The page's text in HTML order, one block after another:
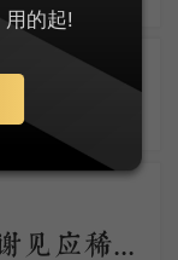
故国飘零事已非，旧时王谢见应稀。月明汉水初无影，雪满梁园尚未归。柳絮池塘香入梦，梨花庭院冷侵衣。
的起!